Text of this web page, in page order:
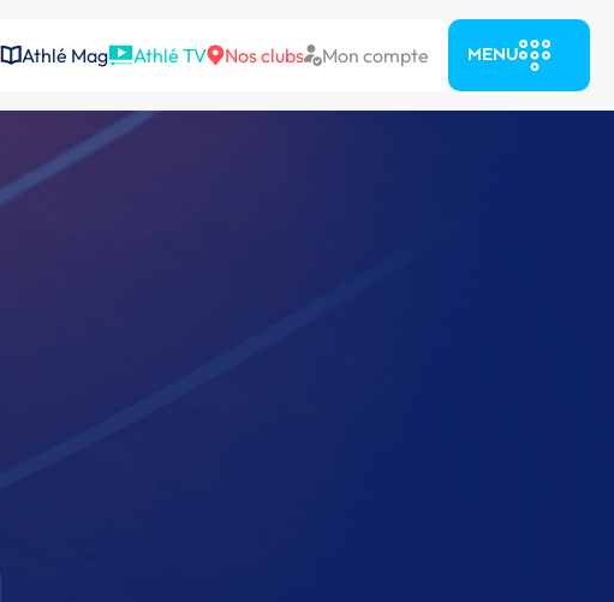
Athlé Mag Athlé TV Nos clubs Mon compte MENU